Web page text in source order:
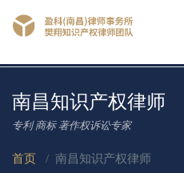
南昌知识产权律师
专利 商标 著作权诉讼专家
首页 / 南昌知识产权律师